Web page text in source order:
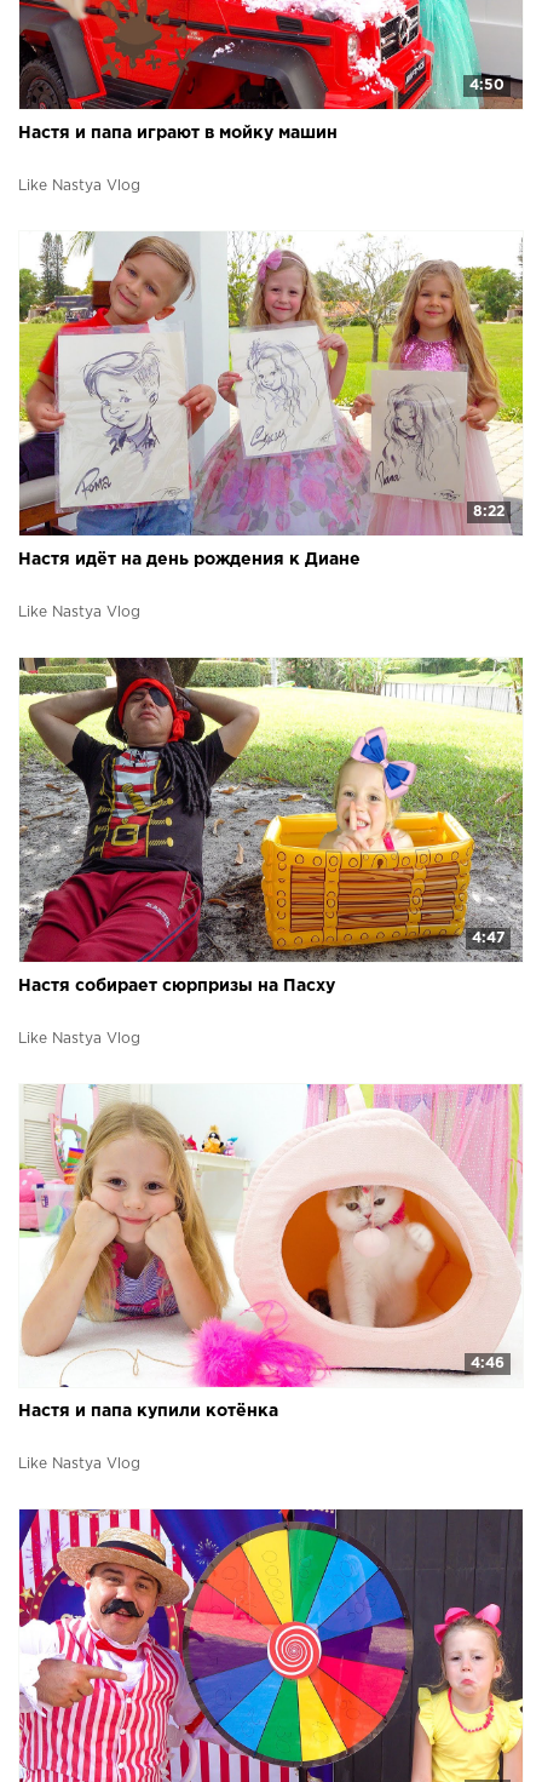
4:50
Настя и папа играют в мойку машин
Like Nastya Vlog
8:22
Настя идёт на день рождения к Диане
Like Nastya Vlog
4:47
Настя собирает сюрпризы на Пасху
Like Nastya Vlog
4:46
Настя и папа купили котёнка
Like Nastya Vlog